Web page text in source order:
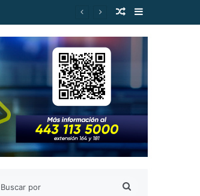
Publicación al
Barra lateral